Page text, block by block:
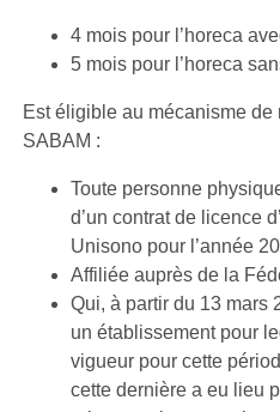
4 mois pour l’horeca
5 mois pour l’horeca
Est éligible au mécanisme de
SABAM :
Toute personne
d’un contrat de licence
Unisono pour l’année
Affiliée auprès de la
Qui, à partir du 13 mars
un établissement pour
vigueur pour cette
cette dernière a eu lieu